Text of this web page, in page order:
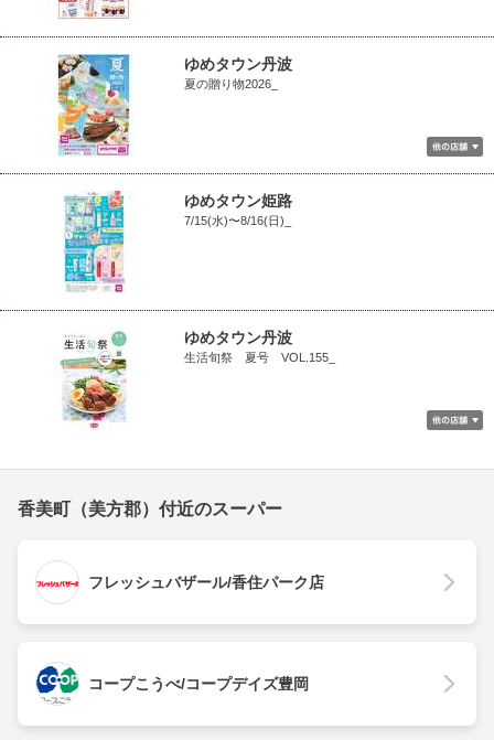
ゆめタウン丹波
夏の贈り物2026_
ゆめタウン姫路
7/15(水)〜8/16(日)_
ゆめタウン丹波
生活旬祭 夏号 VOL.155_
香美町（美方郡）付近のスーパー
フレッシュバザール/香住パーク店
コープこうべ/コープデイズ豊岡